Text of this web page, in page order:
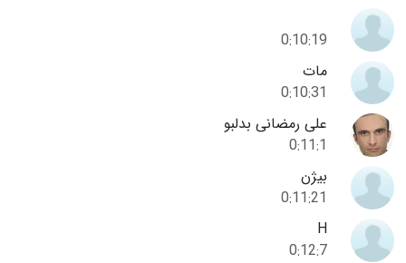
0:10:19
مات
0:10:31
علی رمضانی بدلبو
0:11:1
بیژن
0:11:21
H
0:12:7